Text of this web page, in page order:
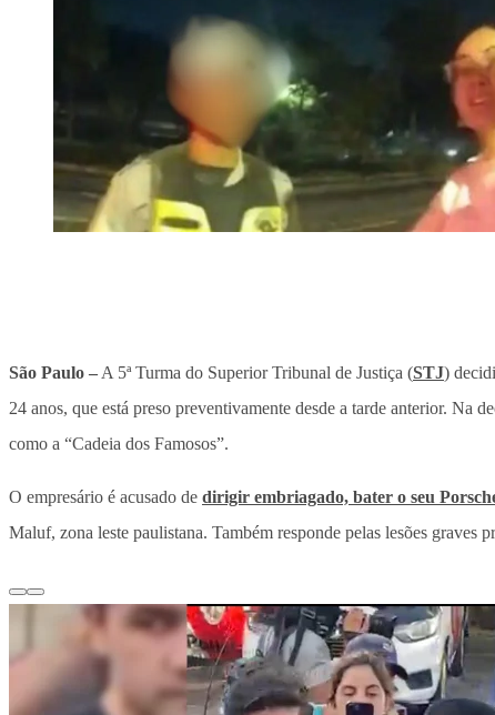
São Paulo – A 5ª Turma do Superior Tribunal de Justiça (STJ)
24 anos, que está preso preventivamente desde a tarde anterior. Na
como a “Cadeia dos Famosos”.
O empresário é acusado de dirigir embriagado, bater o seu
Maluf, zona leste paulistana. Também responde pelas lesões graves